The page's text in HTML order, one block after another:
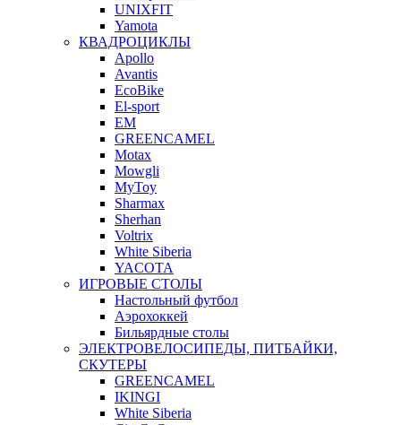
UNIXFIT
Yamota
КВАДРОЦИКЛЫ
Apollo
Avantis
EcoBike
El-sport
EM
GREENCAMEL
Motax
Mowgli
MyToy
Sharmax
Sherhan
Voltrix
White Siberia
YACOTA
ИГРОВЫЕ СТОЛЫ
Настольный футбол
Аэрохоккей
Бильярдные столы
ЭЛЕКТРОВЕЛОСИПЕДЫ, ПИТБАЙКИ,
СКУТЕРЫ
GREENCAMEL
IKINGI
White Siberia